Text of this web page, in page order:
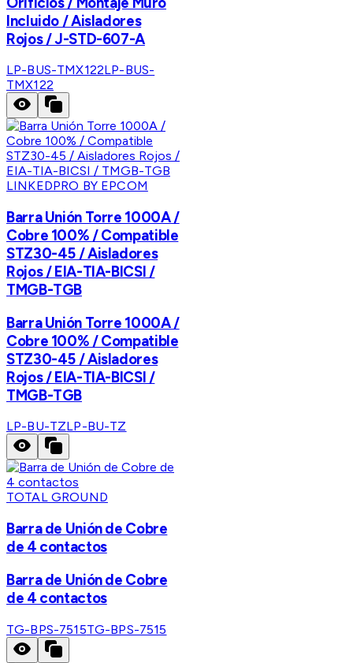
Incluido / Aisladores
Rojos / J-STD-607-A
LP-BUS-TMX122LP-BUS-
TMX122
LINKEDPRO BY EPCOM
Barra Unión Torre 1000A /
Cobre 100% / Compatible
STZ30-45 / Aisladores
Rojos / EIA-TIA-BICSI /
TMGB-TGB
Barra Unión Torre 1000A /
Cobre 100% / Compatible
STZ30-45 / Aisladores
Rojos / EIA-TIA-BICSI /
TMGB-TGB
LP-BU-TZLP-BU-TZ
TOTAL GROUND
Barra de Unión de Cobre
de 4 contactos
Barra de Unión de Cobre
de 4 contactos
TG-BPS-7515TG-BPS-7515